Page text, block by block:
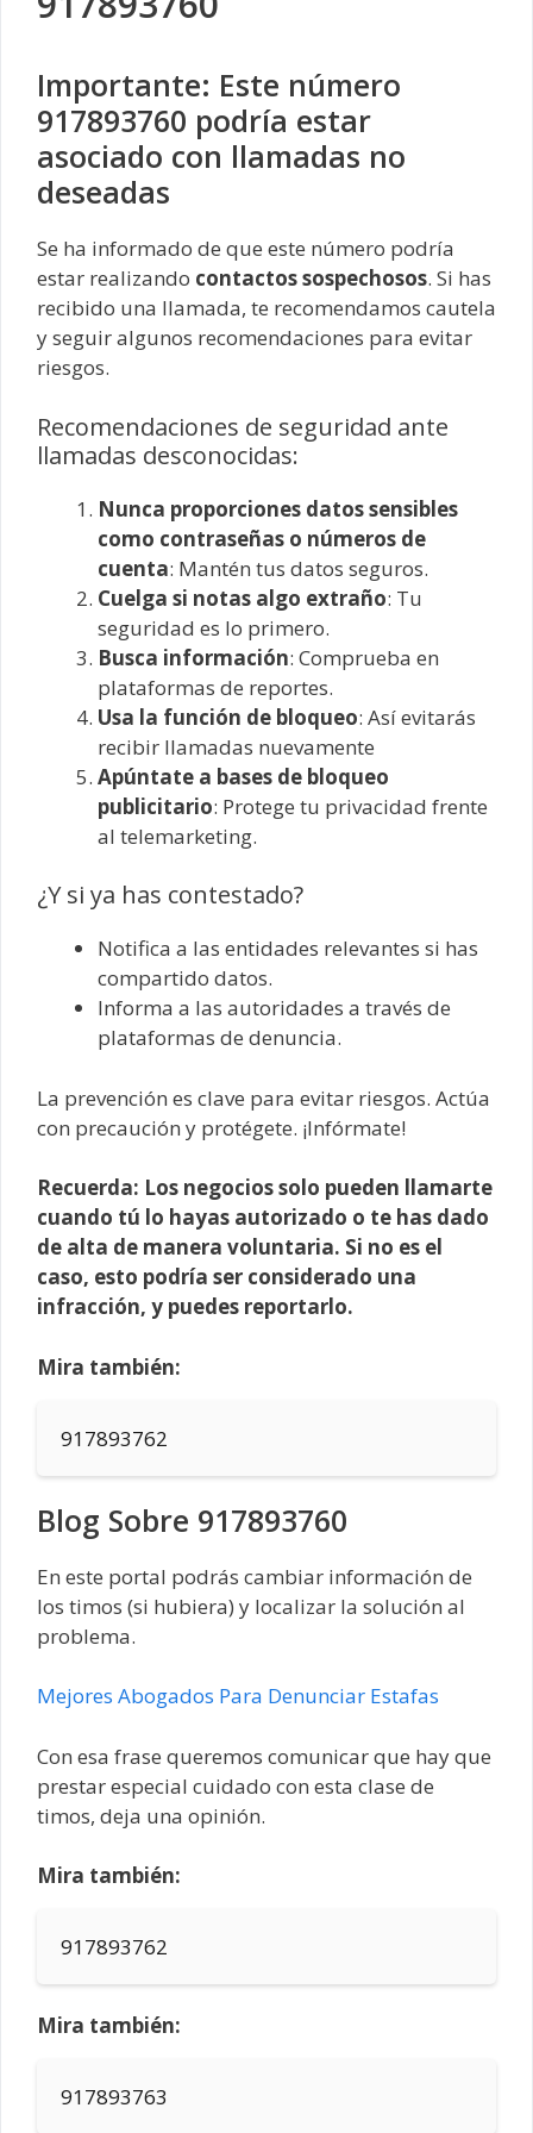
Importante: Este número
917893760 podría estar
asociado con llamadas no
deseadas
Se ha informado de que este número podría
estar realizando contactos sospechosos. Si has
recibido una llamada, te recomendamos cautela
y seguir algunos recomendaciones para evitar
riesgos.
Recomendaciones de seguridad ante
llamadas desconocidas:
Nunca proporciones datos sensibles
como contraseñas o números de
cuenta: Mantén tus datos seguros.
Cuelga si notas algo extraño: Tu
seguridad es lo primero.
Busca información: Comprueba en
plataformas de reportes.
Usa la función de bloqueo: Así evitarás
recibir llamadas nuevamente
Apúntate a bases de bloqueo
publicitario: Protege tu privacidad frente
al telemarketing.
¿Y si ya has contestado?
Notifica a las entidades relevantes si has
compartido datos.
Informa a las autoridades a través de
plataformas de denuncia.
La prevención es clave para evitar riesgos. Actúa
con precaución y protégete. ¡Infórmate!
Recuerda: Los negocios solo pueden llamarte
cuando tú lo hayas autorizado o te has dado
de alta de manera voluntaria. Si no es el
caso, esto podría ser considerado una
infracción, y puedes reportarlo.
Mira también:
917893762
Blog Sobre 917893760
En este portal podrás cambiar información de
los timos (si hubiera) y localizar la solución al
problema.
Mejores Abogados Para Denunciar Estafas
Con esa frase queremos comunicar que hay que
prestar especial cuidado con esta clase de
timos, deja una opinión.
Mira también:
917893762
Mira también:
917893763